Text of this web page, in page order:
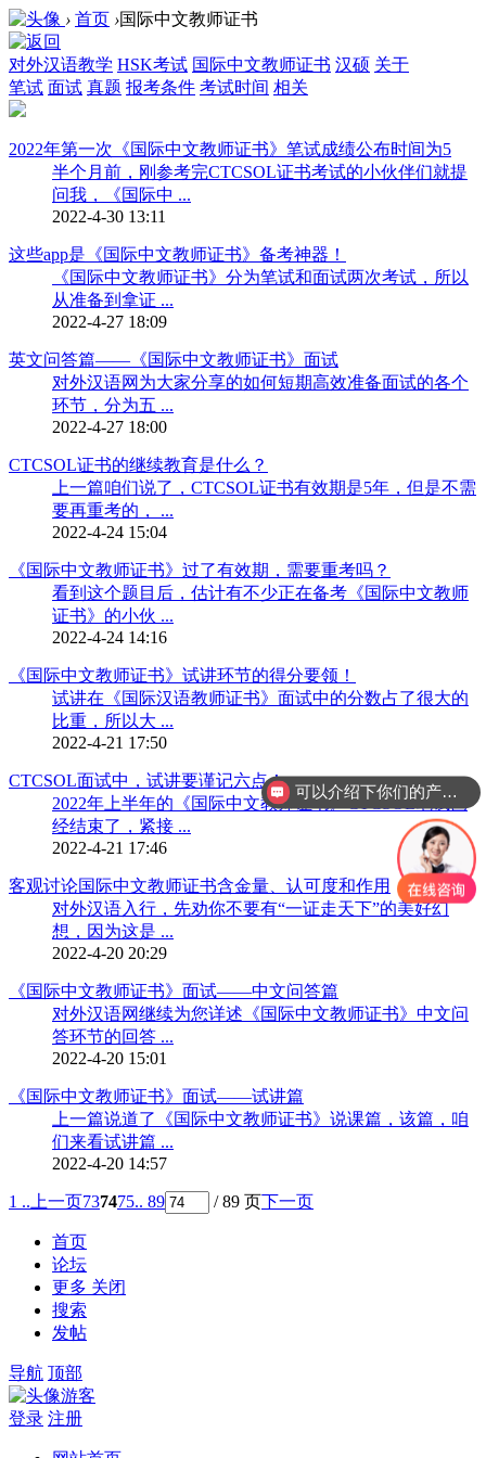
› 首页 ›国际中文教师证书
对外汉语教学 HSK考试 国际中文教师证书 汉硕 关于
笔试 面试 真题 报考条件 考试时间 相关
2022年第一次《国际中文教师证书》笔试成绩公布时间为5
半个月前，刚参考完CTCSOL证书考试的小伙伴们就提
问我，《国际中 ...
2022-4-30 13:11
这些app是《国际中文教师证书》备考神器！
《国际中文教师证书》分为笔试和面试两次考试，所以
从准备到拿证 ...
2022-4-27 18:09
英文问答篇——《国际中文教师证书》面试
对外汉语网为大家分享的如何短期高效准备面试的各个
环节，分为五 ...
2022-4-27 18:00
CTCSOL证书的继续教育是什么？
上一篇咱们说了，CTCSOL证书有效期是5年，但是不需
要再重考的， ...
2022-4-24 15:04
《国际中文教师证书》过了有效期，需要重考吗？
看到这个题目后，估计有不少正在备考《国际中文教师
证书》的小伙 ...
2022-4-24 14:16
《国际中文教师证书》试讲环节的得分要领！
试讲在《国际汉语教师证书》面试中的分数占了很大的
比重，所以大 ...
2022-4-21 17:50
CTCSOL面试中，试讲要谨记六点！
2022年上半年的《国际中文教师证书》CTCSOL笔试已
经结束了，紧接 ...
2022-4-21 17:46
客观讨论国际中文教师证书含金量、认可度和作用
对外汉语入行，先劝你不要有“一证走天下”的美好幻
想，因为这是 ...
2022-4-20 20:29
《国际中文教师证书》面试——中文问答篇
对外汉语网继续为您详述《国际中文教师证书》中文问
答环节的回答 ...
2022-4-20 15:01
《国际中文教师证书》面试——试讲篇
上一篇说道了《国际中文教师证书》说课篇，该篇，咱
们来看试讲篇 ...
2022-4-20 14:57
1 .. 上一页737475.. 89 / 89 页下一页
首页
论坛
更多 关闭
搜索
发帖
导航 顶部
游客
登录 注册
可以介绍下你们的产品么？